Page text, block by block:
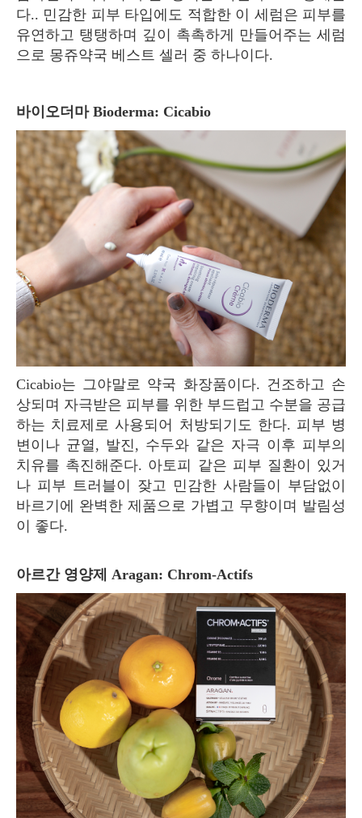
다.. 민감한 피부 타입에도 적합한 이 세럼은 피부를
유연하고 탱탱하며 깊이 촉촉하게 만들어주는 세럼
으로 몽쥬약국 베스트 셀러 중 하나이다.
바이오더마 Bioderma: Cicabio
Cicabio는 그야말로 약국 화장품이다. 건조하고 손
상되며 자극받은 피부를 위한 부드럽고 수분을 공급
하는 치료제로 사용되어 처방되기도 한다. 피부 병
변이나 균열, 발진, 수두와 같은 자극 이후 피부의
치유를 촉진해준다. 아토피 같은 피부 질환이 있거
나 피부 트러블이 잦고 민감한 사람들이 부담없이
바르기에 완벽한 제품으로 가볍고 무향이며 발림성
이 좋다.
아르간 영양제 Aragan: Chrom-Actifs